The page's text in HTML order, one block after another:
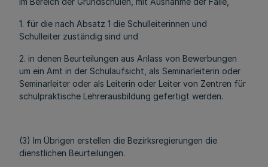
1. für die nach Absatz 1 die Schulleiterinnen und
Schulleiter zuständig sind und
2. in denen Beurteilungen aus Anlass von Bewerbungen
um ein Amt in der Schulaufsicht, als Seminarleiterin oder
Seminarleiter oder als Leiterin oder Leiter von Zentren für
schulpraktische Lehrerausbildung gefertigt werden.
(3) Im Übrigen erstellen die Bezirksregierungen die
dienstlichen Beurteilungen.